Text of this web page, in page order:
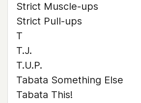
Strict Muscle-ups
Strict Pull-ups
T
T.J.
T.U.P.
Tabata Something Else
Tabata This!